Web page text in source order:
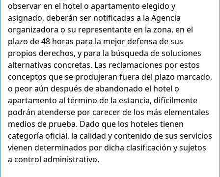
observar en el hotel o apartamento elegido y
asignado, deberán ser notificadas a la Agencia
organizadora o su representante en la zona, en el
plazo de 48 horas para la mejor defensa de sus
propios derechos, y para la búsqueda de soluciones
alternativas concretas. Las reclamaciones por estos
conceptos que se produjeran fuera del plazo marcado,
o peor aún después de abandonado el hotel o
apartamento al término de la estancia, difícilmente
podrán atenderse por carecer de los más elementales
medios de prueba. Dado que los hoteles tienen
categoría oficial, la calidad y contenido de sus servicios
vienen determinados por dicha clasificación y sujetos
a control administrativo.